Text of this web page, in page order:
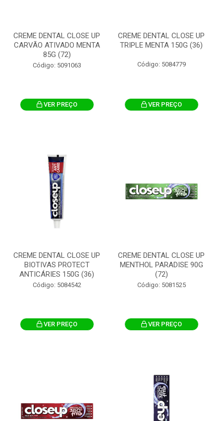
CREME DENTAL CLOSE UP
CARVÃO ATIVADO MENTA
85G (72)
Código: 5091063
VER PREÇO
CREME DENTAL CLOSE UP
TRIPLE MENTA 150G (36)
Código: 5084779
VER PREÇO
CREME DENTAL CLOSE UP
BIOTIVAS PROTECT
ANTICÁRIES 150G (36)
Código: 5084542
VER PREÇO
CREME DENTAL CLOSE UP
MENTHOL PARADISE 90G
(72)
Código: 5081525
VER PREÇO